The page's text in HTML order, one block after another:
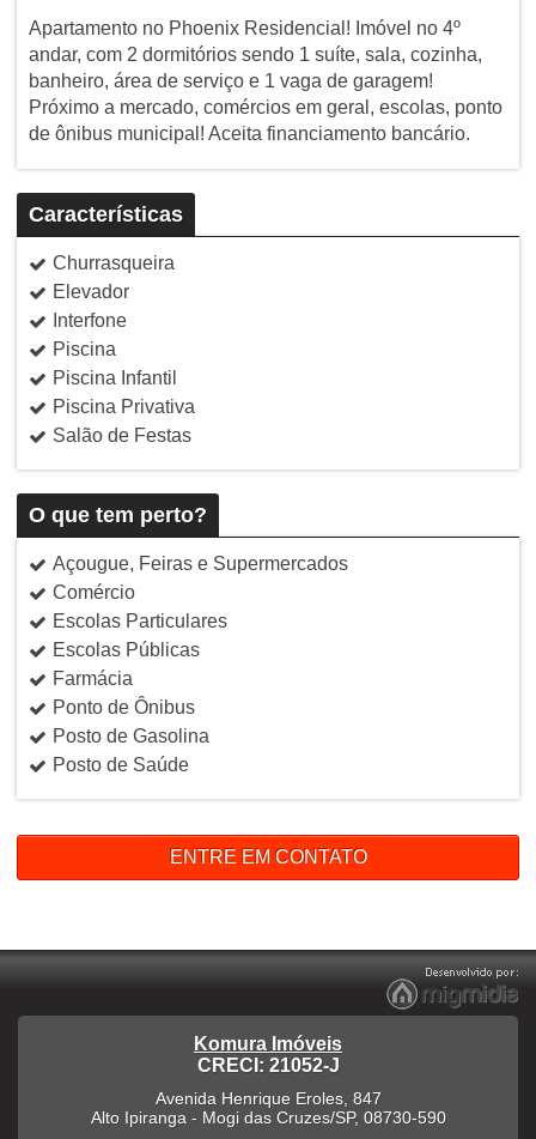
Apartamento no Phoenix Residencial! Imóvel no 4º
andar, com 2 dormitórios sendo 1 suíte, sala, cozinha,
banheiro, área de serviço e 1 vaga de garagem!
Próximo a mercado, comércios em geral, escolas, ponto
de ônibus municipal! Aceita financiamento bancário.
Características
Churrasqueira
Elevador
Interfone
Piscina
Piscina Infantil
Piscina Privativa
Salão de Festas
O que tem perto?
Açougue, Feiras e Supermercados
Comércio
Escolas Particulares
Escolas Públicas
Farmácia
Ponto de Ônibus
Posto de Gasolina
Posto de Saúde
ENTRE EM CONTATO
Komura Imóveis
CRECI: 21052-J
Avenida Henrique Eroles, 847
Alto Ipiranga - Mogi das Cruzes/SP, 08730-590